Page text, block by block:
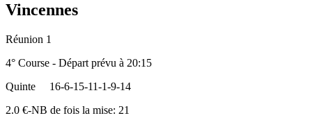
Vincennes
Réunion 1
4° Course - Départ prévu à 20:15
Quinte
16-6-15-11-1-9-14
2.0 €-NB de fois la mise: 21